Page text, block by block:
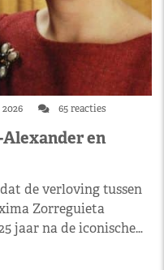
65 reacties
en
de verloving tussen
Zorreguieta
jaar na de iconische…